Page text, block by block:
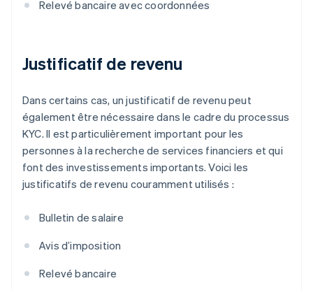
Relevé bancaire avec coordonnées
Justificatif de revenu
Dans certains cas, un justificatif de revenu peut
également être nécessaire dans le cadre du processus
KYC. Il est particulièrement important pour les
personnes à la recherche de services financiers et qui
font des investissements importants. Voici les
justificatifs de revenu couramment utilisés :
Bulletin de salaire
Avis d’imposition
Relevé bancaire